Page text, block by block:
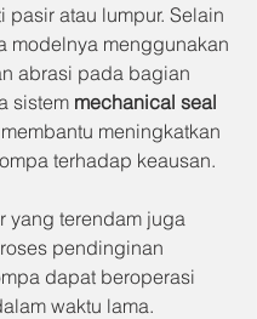
pasir atau lumpur. Selain
modelnya menggunakan
abrasi pada bagian
sistem mechanical seal
meningkatkan
terhadap keausan.
yang terendam juga
pendinginan
dapat beroperasi
waktu lama.